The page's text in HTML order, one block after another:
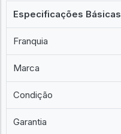
Especificações Básicas
Franquia
Marca
Condição
Garantia